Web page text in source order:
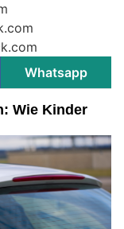
Whatsapp
Wie Kinder